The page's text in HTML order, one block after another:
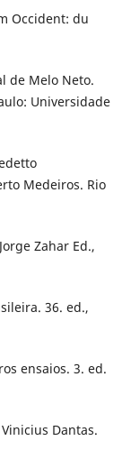
Occident: du
de Melo Neto.
Universidade
Medeiros. Rio
Zahar Ed.,
36. ed.,
ensaios. 3. ed.
Dantas.